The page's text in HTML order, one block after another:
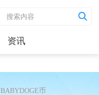
资讯
币